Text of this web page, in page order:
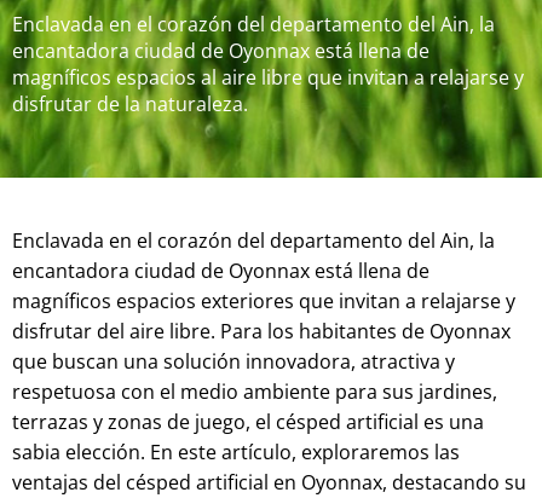
Enclavada en el corazón del departamento del Ain, la
encantadora ciudad de Oyonnax está llena de
magníficos espacios al aire libre que invitan a relajarse y
disfrutar de la naturaleza.
Enclavada en el corazón del departamento del Ain, la
encantadora ciudad de Oyonnax está llena de
magníficos espacios exteriores que invitan a relajarse y
disfrutar del aire libre. Para los habitantes de Oyonnax
que buscan una solución innovadora, atractiva y
respetuosa con el medio ambiente para sus jardines,
terrazas y zonas de juego, el césped artificial es una
sabia elección. En este artículo, exploraremos las
ventajas del césped artificial en Oyonnax, destacando su